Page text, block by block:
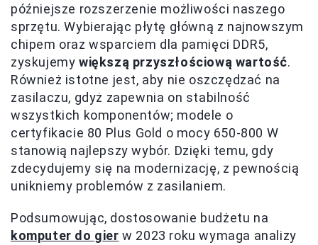
późniejsze rozszerzenie możliwości naszego
sprzętu. Wybierając płytę główną z najnowszym
chipem oraz wsparciem dla pamięci DDR5,
zyskujemy większą przyszłościową wartość.
Również istotne jest, aby nie oszczędzać na
zasilaczu, gdyż zapewnia on stabilność
wszystkich komponentów; modele o
certyfikacie 80 Plus Gold o mocy 650-800 W
stanowią najlepszy wybór. Dzięki temu, gdy
zdecydujemy się na modernizację, z pewnością
unikniemy problemów z zasilaniem.
Podsumowując, dostosowanie budżetu na
komputer do gier w 2023 roku wymaga analizy